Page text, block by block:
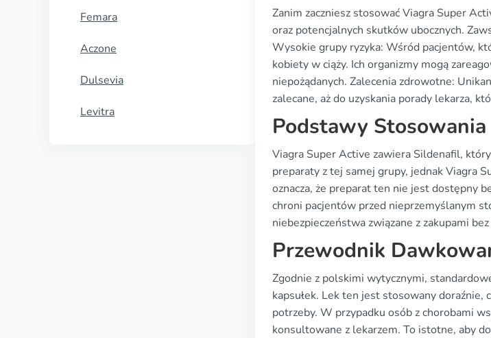
Femara
Aczone
Dulsevia
Levitra
Zanim zaczniesz stosować Viagra Super
oraz potencjalnych skutków ubocznych.
Wysokie grupy ryzyka: Wśród pacjentów,
kobiety w ciąży. Ich organizmy mogą
niepożądanych. Zalecenia zdrowotne:
zalecane, aż do uzyskania porady lekarza,
Podstawy Stosowania
Viagra Super Active zawiera Sildenafil,
preparaty z tej samej grupy, jednak Viagra
oznacza, że preparat ten nie jest dostępny
chroni pacjentów przed nieprzemyślanym
niebezpieczeństwa związane z zakupami
Przewodnik
Zgodnie z polskimi wytycznymi,
kapsułek. Lek ten jest stosowany doraźnie,
potrzeby. W przypadku osób z chorobami
konsultowane z lekarzem. To istotne, aby